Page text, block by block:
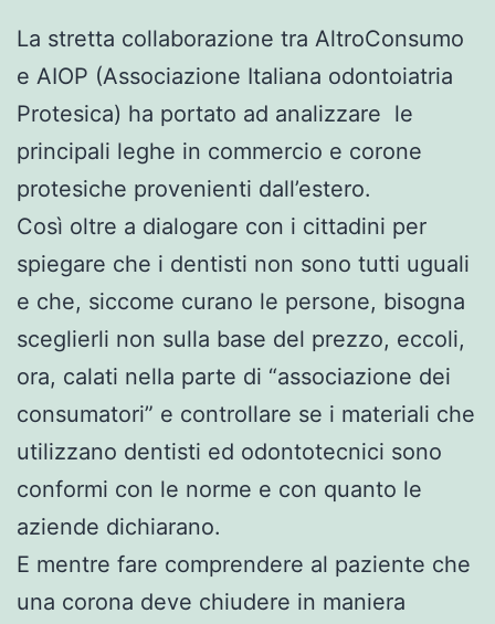
La stretta collaborazione tra AltroConsumo
e AIOP (Associazione Italiana odontoiatria
Protesica) ha portato ad analizzare le
principali leghe in commercio e corone
protesiche provenienti dall’estero.
Così oltre a dialogare con i cittadini per
spiegare che i dentisti non sono tutti uguali
e che, siccome curano le persone, bisogna
sceglierli non sulla base del prezzo, eccoli,
ora, calati nella parte di “associazione dei
consumatori” e controllare se i materiali che
utilizzano dentisti ed odontotecnici sono
conformi con le norme e con quanto le
aziende dichiarano.
E mentre fare comprendere al paziente che
una corona deve chiudere in maniera